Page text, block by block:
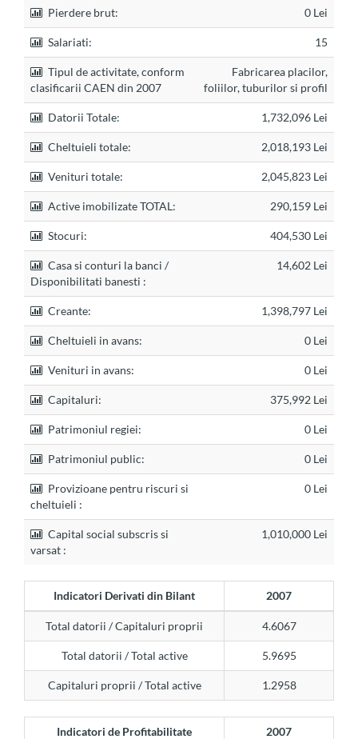
Pierdere brut: 0 Lei
Salariati: 15
Tipul de activitate, conform
clasificarii CAEN din 2007
Fabricarea placilor,
foliilor, tuburilor si profil
Datorii Totale: 1,732,096 Lei
Cheltuieli totale: 2,018,193 Lei
Venituri totale: 2,045,823 Lei
Active imobilizate TOTAL: 290,159 Lei
Stocuri: 404,530 Lei
Casa si conturi la banci /
Disponibilitati banesti :
14,602 Lei
Creante: 1,398,797 Lei
Cheltuieli in avans: 0 Lei
Venituri in avans: 0 Lei
Capitaluri: 375,992 Lei
Patrimoniul regiei: 0 Lei
Patrimoniul public: 0 Lei
Provizioane pentru riscuri si
cheltuieli :
0 Lei
Capital social subscris si
varsat :
1,010,000 Lei
Indicatori Derivati din Bilant 2007
Total datorii / Capitaluri proprii 4.6067
Total datorii / Total active 5.9695
Capitaluri proprii / Total active 1.2958
Indicatori de Profitabilitate 2007